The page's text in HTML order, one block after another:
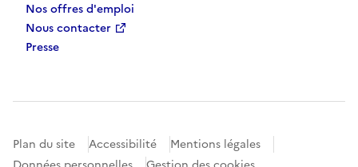
Nos offres d'emploi
Nous contacter
Presse
Plan du site Accessibilité
Mentions légales